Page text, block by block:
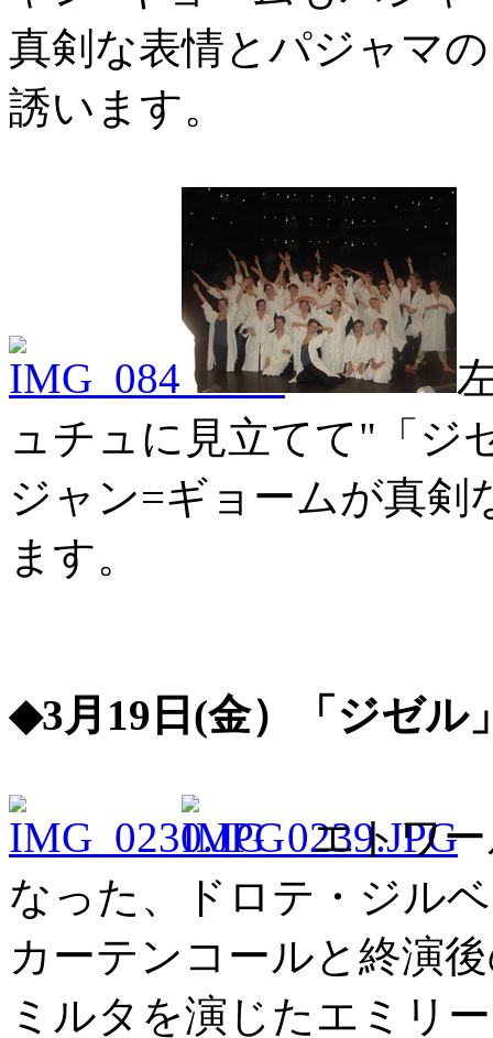
真剣な表情とパジャマ
誘います。
ュチュに見立てて"「ジ
ジャン=ギョームが真剣
ます。
◆3月19日(金）「ジゼル
エトワ
なった、ドロテ・ジル
カーテンコールと終演
ミルタを演じたエミリ